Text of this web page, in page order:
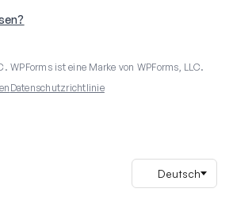
WPForms ist eine Marke von WPForms, LLC.
Datenschutzrichtlinie